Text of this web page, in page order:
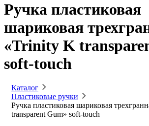
Ручка пластиковая
шариковая
«Trinity K
soft-touch
Каталог
Пластиковые ручки
Ручка пластиковая шариковая
transparent Gum» soft-touch